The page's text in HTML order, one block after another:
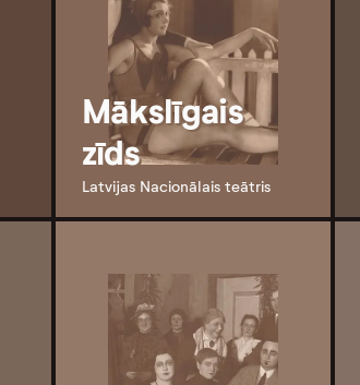
Mākslīgais
zīds
Latvijas Nacionālais teātris